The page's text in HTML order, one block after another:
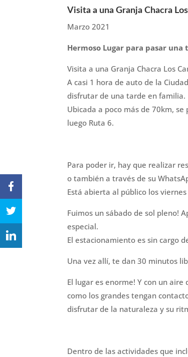
Visita a una Granja Chacra
Marzo 2021
Hermoso Lugar para pasar
Visita a una Granja Chacra Los
A casi 1 hora de auto de la
disfrutar de una tarde en familia.
Ubicada a poco más de 70km,
luego Ruta 6.
Para poder ir, hay que realizar
o también a través de su
Está abierta al público los
Fuimos un sábado de sol pleno!
especial.
El estacionamiento es sin cargo
Una vez allí, te dan 30 minutos
El lugar es enorme! Y con un
como los grandes tengan
disfrutar de la naturaleza y su
Dentro de las actividades que